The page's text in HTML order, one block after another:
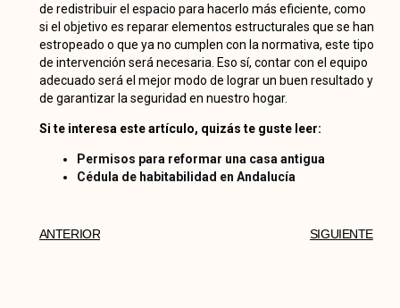
de redistribuir el espacio para hacerlo más eficiente, como
si el objetivo es reparar elementos estructurales que se han
estropeado o que ya no cumplen con la normativa, este tipo
de intervención será necesaria. Eso sí, contar con el equipo
adecuado será el mejor modo de lograr un buen resultado y
de garantizar la seguridad en nuestro hogar.
Si te interesa este artículo, quizás te guste leer:
Permisos para reformar una casa antigua
Cédula de habitabilidad en Andalucía
ANTERIOR SIGUIENTE